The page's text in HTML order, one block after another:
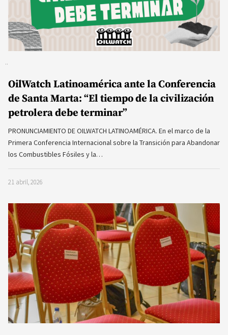
OilWatch Latinoamérica ante la Conferencia
de Santa Marta: “El tiempo de la civilización
petrolera debe terminar”
PRONUNCIAMIENTO DE OILWATCH LATINOAMÉRICA. En el marco de la
Primera Conferencia Internacional sobre la Transición para Abandonar
los Combustibles Fósiles y la…
21 abril, 2026